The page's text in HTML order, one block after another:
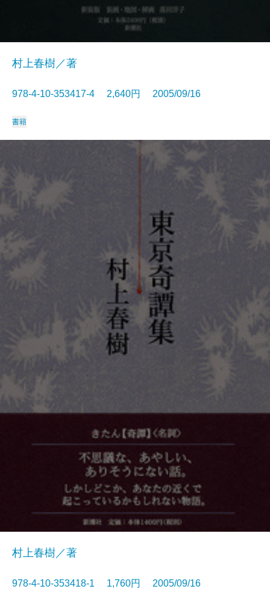
村上春樹／著
978-4-10-353417-4 2,640円 2005/09/16
書籍
村上春樹／著
978-4-10-353418-1 1,760円 2005/09/16